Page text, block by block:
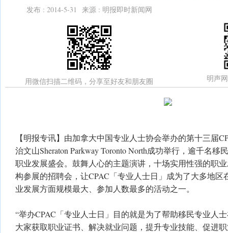
发布 : 2014-5-31 来源 : 明报即时新闻网
用微信扫描二维码，分享至好友和朋友圈 明声
【明报专讯】由加拿大中国专业人士协会举办的第十三届
治文山Sheraton Parkway Toronto North成功举行，逾千名移
职业发展盛会。鼓舞人心的主题演讲，十场实用性强的职
构参展的招聘会，让CPAC「专业人士日」成为了大多地区
业发展方面规模最大、参加人数最多的活动之一。
“举办CPAC「专业人士日」目的就是为了帮助移民专业人
大家获取职业证书、解决就业问题，提升专业技能、促进